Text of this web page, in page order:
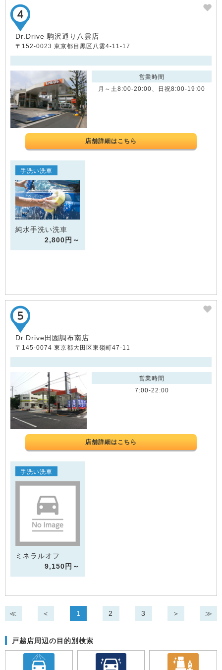
Dr.Drive 駒沢通り八雲店
〒152-0023 東京都目黒区八雲4-11-17
営業時間
月～土8:00-20:00、日祝8:00-19:00
店舗詳細はこちら
手洗い洗車
純水手洗い洗車
2,800円～
Dr.Drive田園調布南店
〒145-0074 東京都大田区東嶺町47-11
営業時間
7:00-22:00
店舗詳細はこちら
手洗い洗車
ミネラルオフ
9,150円～
≪ ＜ 1 2 3 ＞ ≫
戸越店周辺の目的別検索